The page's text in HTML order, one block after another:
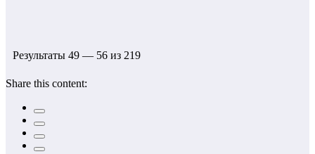
Результаты 49 — 56 из 219
Share this content: